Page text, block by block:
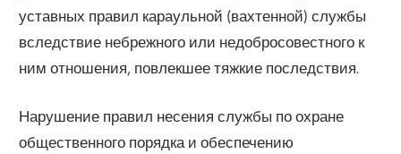
уставных правил караульной (вахтенной) службы
вследствие небрежного или недобросовестного к
ним отношения, повлекшее тяжкие последствия.
Нарушение правил несения службы по охране
общественного порядка и обеспечению